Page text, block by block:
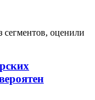
оценили